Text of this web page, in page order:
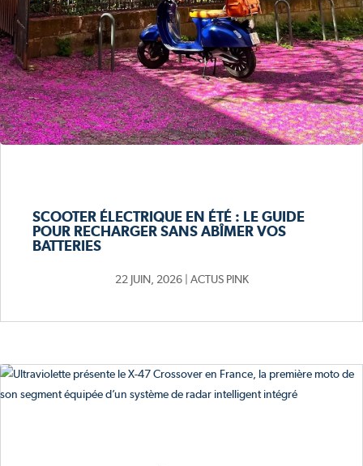
SCOOTER ÉLECTRIQUE EN ÉTÉ : LE GUIDE
POUR RECHARGER SANS ABÎMER VOS
BATTERIES
22 JUIN, 2026| ACTUS PINK